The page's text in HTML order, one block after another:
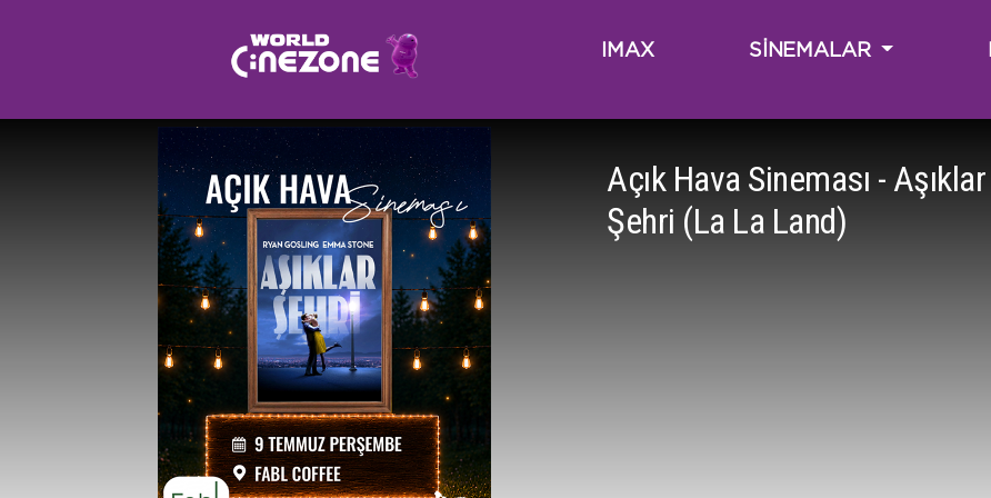
IMAX SİNEMALAR
Açık Hava Sineması - Aşıklar
Şehri (La La Land)